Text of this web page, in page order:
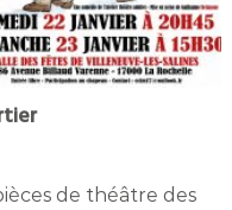
de théâtre des